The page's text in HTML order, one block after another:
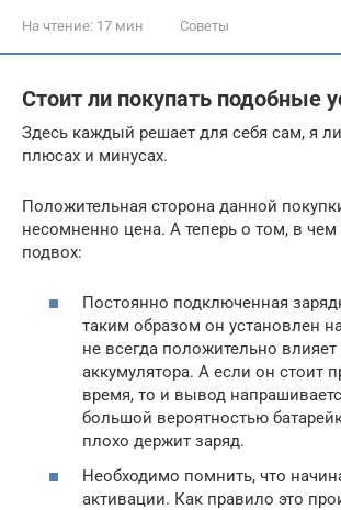
На чтение: 17 мин Советы
Стоит ли покупать подобные
Здесь каждый решает для себя сам, я
плюсах и минусах.
Положительная сторона данной
несомненно цена. А теперь о том, в
подвох:
Постоянно подключенная
таким образом он установлен
не всегда положительно
аккумулятора. А если он стоит
время, то и вывод
большой вероятностью
плохо держит заряд.
Необходимо помнить, что
активации. Как правило это